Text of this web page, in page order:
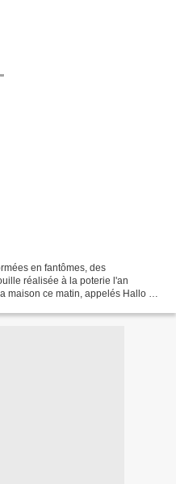
en fantômes, des
réalisée à la poterie l'an
maison ce matin, appelés Hallo &